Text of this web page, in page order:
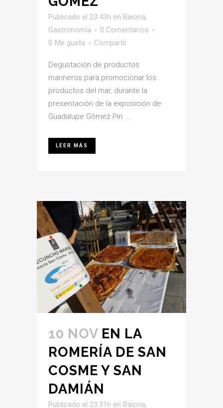
Publicado el 23:43h en Baiona,
Gastronomía
0 Comentarios
0 Me gusta Compartir
Degustación de productos
marineros para promocionar los
productos del mar, durante la
presentación de la exposición de
Guadalupe Gómez Pin. ...
LEER MÁS
10 NOV EN LA
ROMERÍA DE SAN
COSME Y SAN
DAMIÁN
Publicado el 23:31h en Baiona,